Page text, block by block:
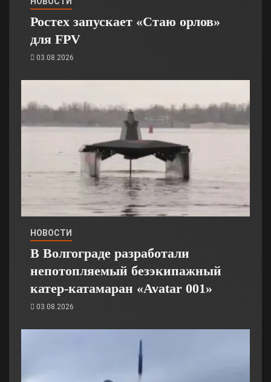
Ростех запускает «Стаю орлов»
для FPV
03.08.2026
НОВОСТИ
В Волгограде разработали
непотопляемый безэкипажный
катер-катамаран «Avatar 001»
03.08.2026